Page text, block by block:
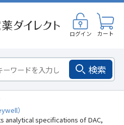
ログイン カート
検索
）
analytical specifications of DAC,